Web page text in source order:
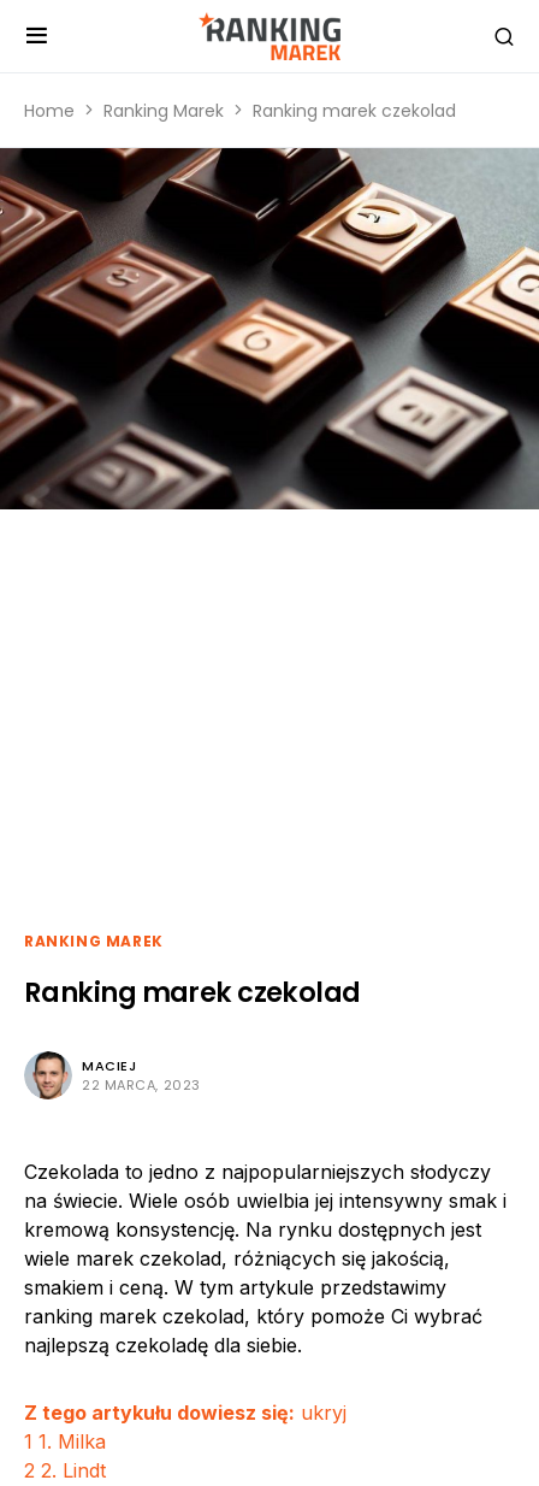
Home Ranking Marek Ranking marek czekolad
RANKING MAREK
Ranking marek czekolad
MACIEJ
22 MARCA, 2023
Czekolada to jedno z najpopularniejszych słodyczy
na świecie. Wiele osób uwielbia jej intensywny smak i
kremową konsystencję. Na rynku dostępnych jest
wiele marek czekolad, różniących się jakością,
smakiem i ceną. W tym artykule przedstawimy
ranking marek czekolad, który pomoże Ci wybrać
najlepszą czekoladę dla siebie.
Z tego artykułu dowiesz się: ukryj
1 1. Milka
2 2. Lindt